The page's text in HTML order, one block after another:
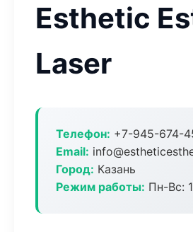
Esthetic
Laser
Телефон: +7-945-674-
Email:
Город: Казань
Режим работы: Пн-Вс: